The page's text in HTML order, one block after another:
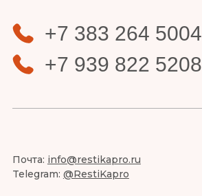
+7 383 264 5004
+7 939 822 5208
Почта: info@restikapro.ru
Telegram: @RestiKapro